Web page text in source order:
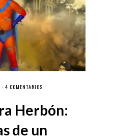
· 4 COMENTARIOS
Herbón:
de un